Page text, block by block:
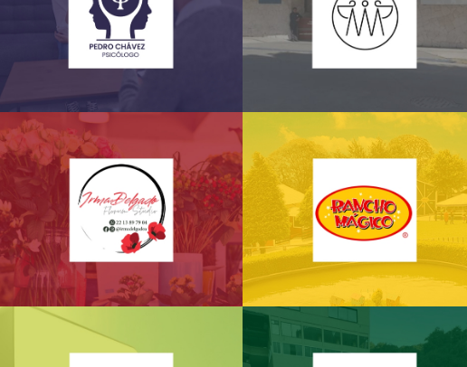
Psicólogo Pedro Chavez Valle de los Ángeles
Irma Delgado Floreria
Studio
Rancho Mágico